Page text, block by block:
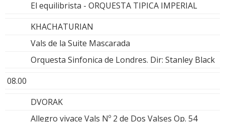
El equilibrista - ORQUESTA TIPICA IMPERIAL
KHACHATURIAN
Vals de la Suite Mascarada
Orquesta Sinfonica de Londres. Dir: Stanley Black
08.00
DVORAK
Allegro vivace Vals Nº 2 de Dos Valses Op. 54